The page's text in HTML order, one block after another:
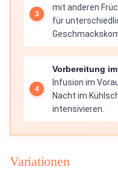
mit anderen
für
Vorbereitung
Infusion im
Nacht im
intensivieren.
Variationen